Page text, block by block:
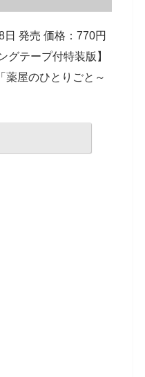
発売 価格：770円
グテープ付特装版】
薬屋のひとりごと～